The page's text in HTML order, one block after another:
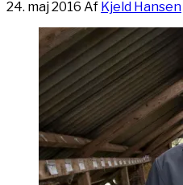
24. maj 2016 Af Kjeld Hansen